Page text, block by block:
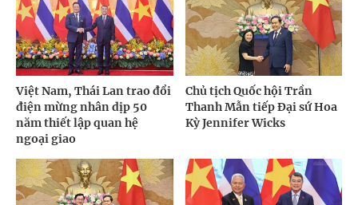
Việt Nam, Thái Lan trao đổi
điện mừng nhân dịp 50
năm thiết lập quan hệ
ngoại giao
Chủ tịch Quốc hội Trần
Thanh Mẫn tiếp Đại sứ Hoa
Kỳ Jennifer Wicks